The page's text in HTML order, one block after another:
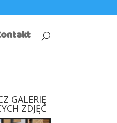
GALERIĘ
ZDJĘĆ